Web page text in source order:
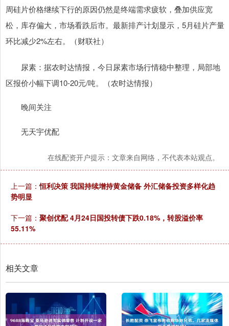
周硅片价格继续下行的原因仍然是终端需求疲软，叠加供应宽
松，库存偏大，市场看跌后市。最新排产计划显示，5月硅片产量
环比减少2%左右。（财联社）
尿素：据农时达情报，今日尿素市场行情稳中整理，局部地
区报价小幅下调10-20元/吨。（农时达情报）
晚间关注
无天宇优配
在线配资开户提示：文章来自网络，不代表本站观点。
上一篇：恒利决策 我国持续增持黄金储备 外汇储备投资多样化趋
势明显
下一篇： 聚创优配 4月24日国投转债下跌0.18%，转股溢价率
55.11%
相关文章